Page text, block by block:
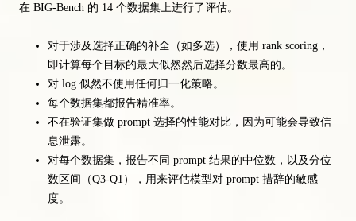
在 BIG-Bench 的 14 个数据集上进行了评估。
对于涉及选择正确的补全（如多选），使用 rank scoring，
即计算每个目标的最大似然然后选择分数最高的。
对 log 似然不使用任何归一化策略。
每个数据集都报告精准率。
不在验证集做 prompt 选择的性能对比，因为可能会导致信
息泄露。
对每个数据集，报告不同 prompt 结果的中位数，以及分位
数区间（Q3-Q1），用来评估模型对 prompt 措辞的敏感
度。